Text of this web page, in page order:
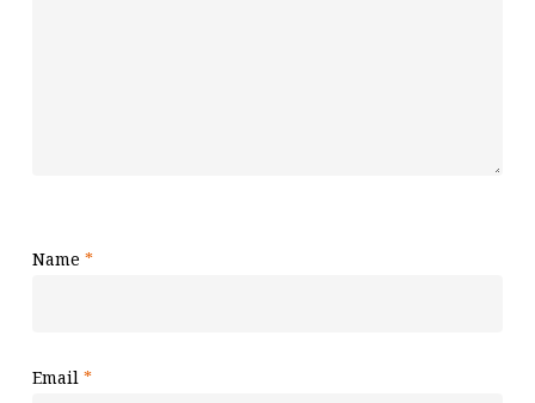
Name *
Email *